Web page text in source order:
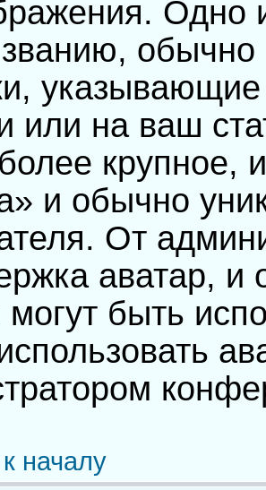
Одно
обычно
или на ваш
крупное,
и обычно
От
аватар, и
могут быть
началу